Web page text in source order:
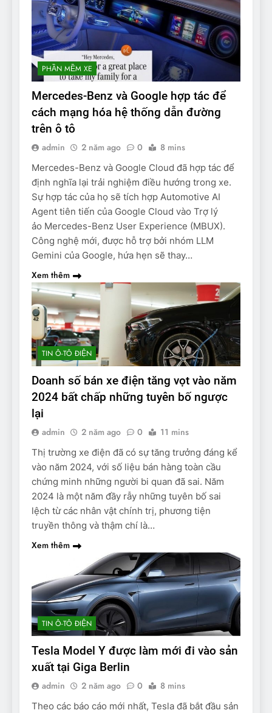
PHẦN MỀM XE
Mercedes-Benz và Google hợp tác để
cách mạng hóa hệ thống dẫn đường
trên ô tô
admin 2 năm ago 0 8 mins
Mercedes-Benz và Google Cloud đã hợp tác để
định nghĩa lại trải nghiệm điều hướng trong xe.
Sự hợp tác của họ sẽ tích hợp Automotive AI
Agent tiên tiến của Google Cloud vào Trợ lý
ảo Mercedes-Benz User Experience (MBUX).
Công nghệ mới, được hỗ trợ bởi nhóm LLM
Gemini của Google, hứa hẹn sẽ thay…
Xem thêm
TIN Ô-TÔ ĐIỆN
Doanh số bán xe điện tăng vọt vào năm
2024 bất chấp những tuyên bố ngược
lại
admin 2 năm ago 0 11 mins
Thị trường xe điện đã có sự tăng trưởng đáng kể
vào năm 2024, với số liệu bán hàng toàn cầu
chứng minh những người bi quan đã sai. Năm
2024 là một năm đầy rẫy những tuyên bố sai
lệch từ các nhân vật chính trị, phương tiện
truyền thông và thậm chí là…
Xem thêm
TIN Ô-TÔ ĐIỆN
Tesla Model Y được làm mới đi vào sản
xuất tại Giga Berlin
admin 2 năm ago 0 8 mins
Theo các báo cáo mới nhất, Tesla đã bắt đầu sản